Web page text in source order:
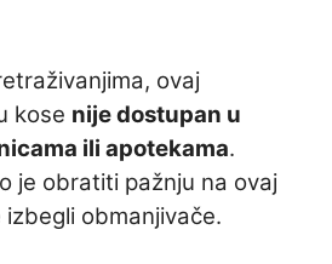
ovaj
kose nije dostupan u
ili apotekama.
je obratiti pažnju na ovaj
obmanjivače.